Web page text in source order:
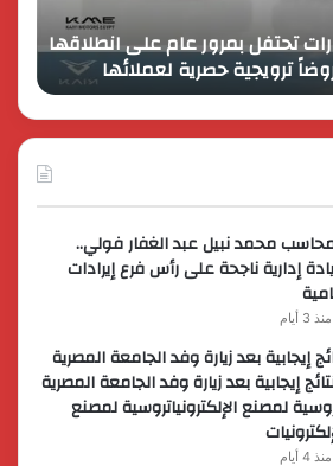
تحتفل بمرور عام على انطلاقها
ترويجية حصرية لعملائها
جديدة
محمد نبيل عبد الغفار فولي..
إدارية ناجحة على رأس فرع إيرادات
منذ 3 أيام
إيجابية بعد زيارة وفد الجامعة المصرية
إيجابية بعد زيارة وفد الجامعة المصرية
لمصنع الإلكترونياتروسية لمصنع
منذ 4 أيام